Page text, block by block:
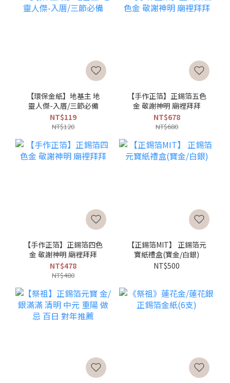
【環保金紙】地基主 地
靈人傑-入厝/三節必備
NT$119
NT$120
【手作正箔】正錫箔五色
金 敬謝神明 廟裡拜拜
NT$678
NT$680
【手作正箔】正錫箔四色
金 敬謝神明 廟裡拜拜
NT$478
NT$480
【正錫箔MIT】 正錫箔元
寶紙禮盒(寶金/白銀)
NT$500